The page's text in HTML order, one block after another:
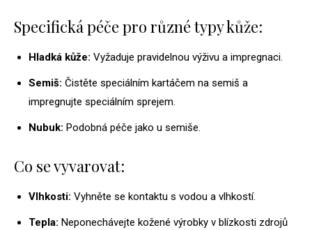
Specifická péče pro různé typy kůže:
Hladká kůže: Vyžaduje pravidelnou výživu a impregnaci.
Semiš: Čistěte speciálním kartáčem na semiš a
impregnujte speciálním sprejem.
Nubuk: Podobná péče jako u semiše.
Co se vyvarovat:
Vlhkosti: Vyhněte se kontaktu s vodou a vlhkostí.
Tepla: Neponechávejte kožené výrobky v blízkosti zdrojů